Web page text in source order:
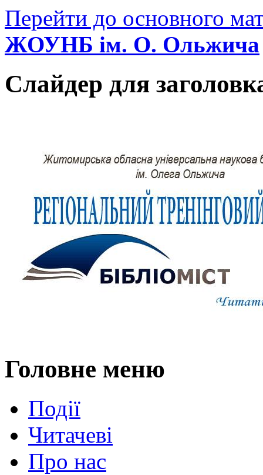
Перейти до основного
ЖОУНБ ім. О. Ольжича
Слайдер для
Головне меню
Події
Читачеві
Про нас